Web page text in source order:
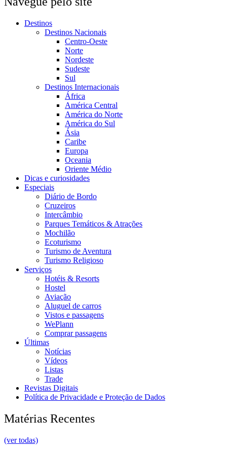
Destinos
Destinos Nacionais
Centro-Oeste
Norte
Nordeste
Sudeste
Sul
Destinos Internacionais
África
América Central
América do Norte
América do Sul
Ásia
Caribe
Europa
Oceania
Oriente Médio
Dicas e curiosidades
Especiais
Diário de Bordo
Cruzeiros
Intercâmbio
Parques Temáticos & Atrações
Mochilão
Ecoturismo
Turismo de Aventura
Turismo Religioso
Serviços
Hotéis & Resorts
Hostel
Aviação
Aluguel de carros
Vistos e passagens
WePlann
Comprar passagens
Últimas
Notícias
Vídeos
Listas
Trade
Revistas Digitais
Política de Privacidade e Proteção de Dados
Matérias Recentes
(ver todas)